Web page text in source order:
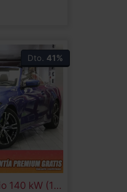
Dto. 41%
420d Cabrio 140 kW (190 CV)